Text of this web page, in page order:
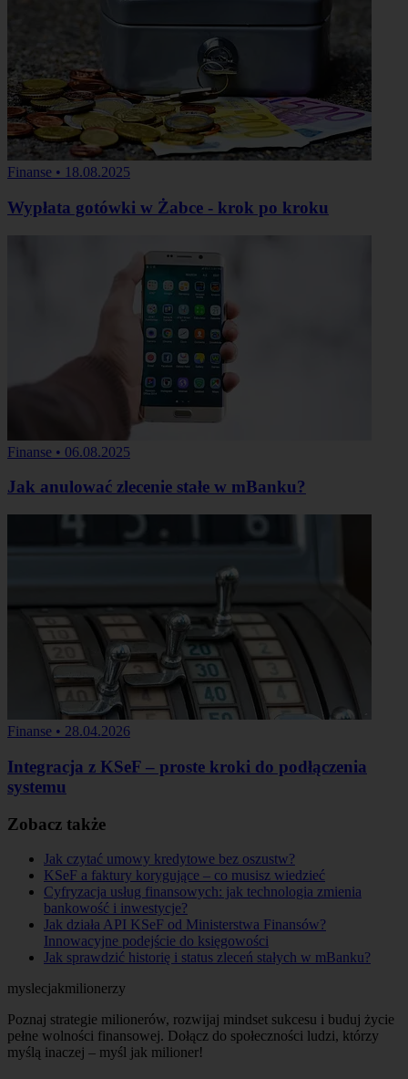
Finanse • 18.08.2025
Wypłata gotówki w Żabce - krok po kroku
Finanse • 06.08.2025
Jak anulować zlecenie stałe w mBanku?
Finanse • 28.04.2026
Integracja z KSeF – proste kroki do podłączenia
systemu
Zobacz także
Jak czytać umowy kredytowe bez oszustw?
KSeF a faktury korygujące – co musisz wiedzieć
Cyfryzacja usług finansowych: jak technologia zmienia
bankowość i inwestycje?
Jak działa API KSeF od Ministerstwa Finansów?
Innowacyjne podejście do księgowości
Jak sprawdzić historię i status zleceń stałych w mBanku?
myslecjakmilionerzy
Poznaj strategie milionerów, rozwijaj mindset sukcesu i buduj życie
pełne wolności finansowej. Dołącz do społeczności ludzi, którzy
myślą inaczej – myśl jak milioner!